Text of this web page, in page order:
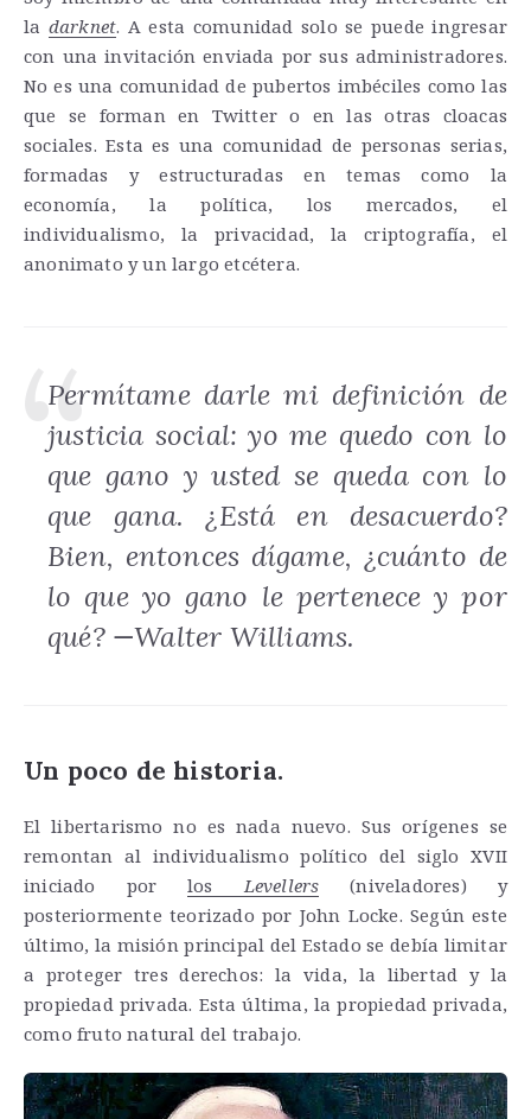
la darknet. A esta comunidad solo se puede ingresar
con una invitación enviada por sus administradores.
No es una comunidad de pubertos imbéciles como las
que se forman en Twitter o en las otras cloacas
sociales. Esta es una comunidad de personas serias,
formadas y estructuradas en temas como la
economía, la política, los mercados, el
individualismo, la privacidad, la criptografía, el
anonimato y un largo etcétera.
Permítame darle mi definición de
justicia social: yo me quedo con lo
que gano y usted se queda con lo
que gana. ¿Está en desacuerdo?
Bien, entonces dígame, ¿cuánto de
lo que yo gano le pertenece y por
qué? —Walter Williams.
Un poco de historia.
El libertarismo no es nada nuevo. Sus orígenes se
remontan al individualismo político del siglo XVII
iniciado porlosLevellers (niveladores) y
posteriormente teorizado por John Locke. Según este
último, la misión principal del Estado se debía limitar
a proteger tres derechos: la vida, la libertad y la
propiedad privada. Esta última, la propiedad privada,
como fruto natural del trabajo.